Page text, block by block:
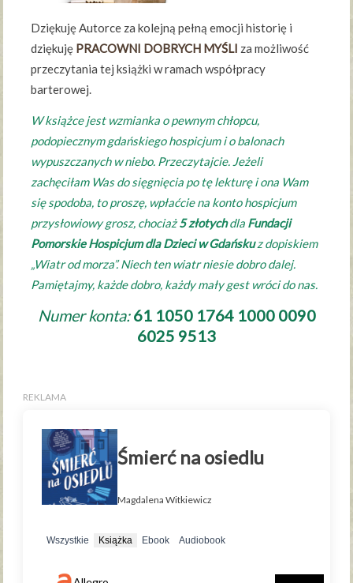
Dziękuję Autorce za kolejną pełną emocji historię i
dziękuję PRACOWNI DOBRYCH MYŚLI za możliwość
przeczytania tej książki w ramach współpracy
barterowej.
W książce jest wzmianka o pewnym chłopcu,
podopiecznym gdańskiego hospicjum i o balonach
wypuszczanych w niebo. Przeczytajcie. Jeżeli
zachęciłam Was do sięgnięcia po tę lekturę i ona Wam
się spodoba, to proszę, wpłaćcie na konto hospicjum
przysłowiowy grosz, chociaż5 złotychdla Fundacji
Pomorskie Hospicjum dla Dzieci w Gdańskuz dopiskiem
„Wiatr od morza”. Niech ten wiatr niesie dobro dalej.
Pamiętajmy, każde dobro, każdy mały gest wróci do nas.
Numer konta:61 1050 1764 1000 0090
6025 9513